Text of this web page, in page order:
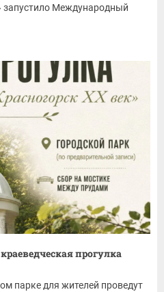
запустило Международный
прогулка
парке для жителей проведут